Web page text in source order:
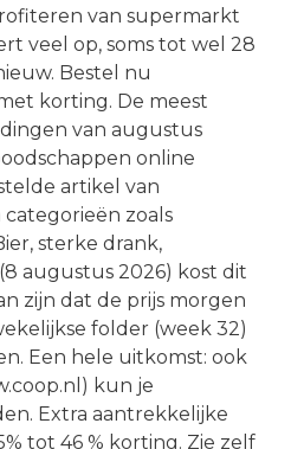
van supermarkt
veel op, soms tot wel 28
Bestel nu
korting. De meest
van augustus
online
artikel van
categorieën zoals
sterke drank,
augustus 2026) kost dit
zijn dat de prijs morgen
folder (week 32)
Een hele uitkomst: ook
kun je
Extra aantrekkelijke
tot 46 % korting. Zie zelf